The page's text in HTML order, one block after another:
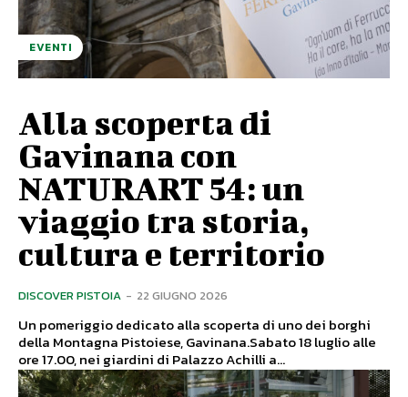
EVENTI
Alla scoperta di
Gavinana con
NATURART 54: un
viaggio tra storia,
cultura e territorio
DISCOVER PISTOIA - 22 GIUGNO 2026
Un pomeriggio dedicato alla scoperta di uno dei borghi
della Montagna Pistoiese, Gavinana.Sabato 18 luglio alle
ore 17.00, nei giardini di Palazzo Achilli a...